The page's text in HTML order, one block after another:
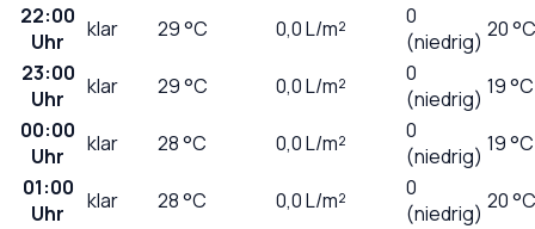
22:00
Uhr
klar 29°C 0,0L/m²
0
(niedrig) 20 °C
23:00
Uhr
klar 29°C 0,0L/m²
0
(niedrig) 19 °C
00:00
Uhr
klar 28°C 0,0L/m²
0
(niedrig) 19 °C
01:00
Uhr
klar 28°C 0,0L/m²
0
(niedrig) 20 °C